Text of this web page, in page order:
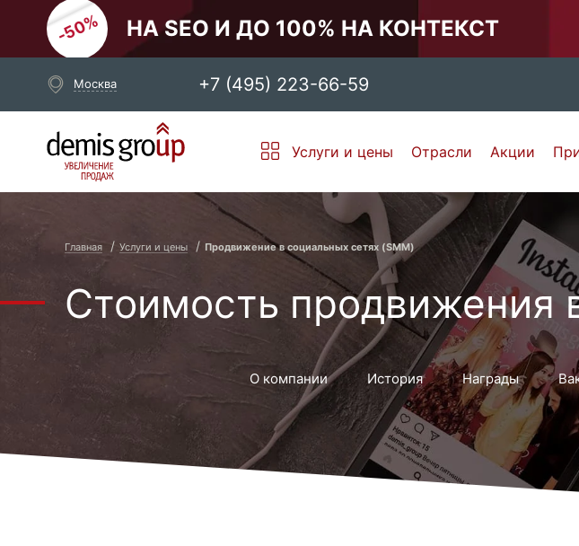
НА SEO И ДО 100% НА КОНТЕКСТ
Москва +7 (495) 223-66-59
Выберите свой город
Санкт-Петербург Нижний Новгород
Екатеринбург Самара
Услуги и цены Отрасли Акции
Главная Услуги и цены Продвижение в cоциальных сетях (SMM)
Стоимость продвижения
О компании История Награды